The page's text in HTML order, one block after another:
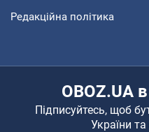
Редакційна політика
OBOZ.UA
Підписуйтесь, щоб
України та